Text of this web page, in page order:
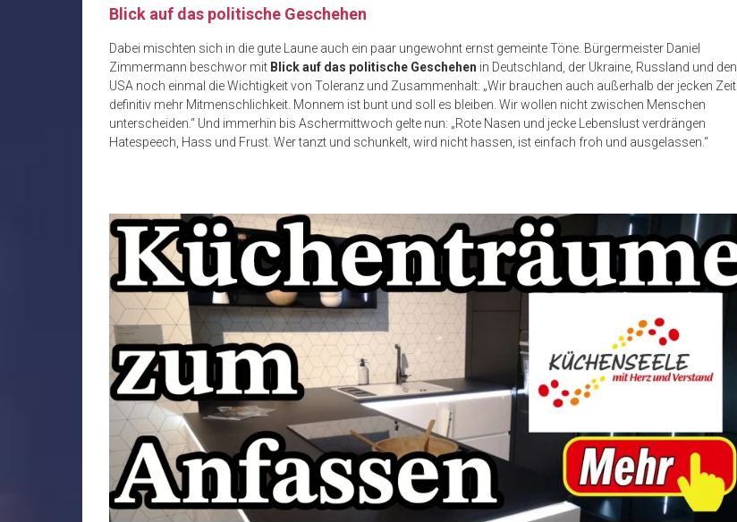
Blick auf das politische Geschehen
Dabei mischten sich in die gute Laune auch ein paar ungewohnt ernst gemeinte Töne. Bürgermeister Daniel
Zimmermann beschwor mit Blick auf das politische Geschehen in Deutschland, der Ukraine, Russland und den
USA noch einmal die Wichtigkeit von Toleranz und Zusammenhalt: „Wir brauchen auch außerhalb der jecken Zeit
definitiv mehr Mitmenschlichkeit. Monnem ist bunt und soll es bleiben. Wir wollen nicht zwischen Menschen
unterscheiden.“ Und immerhin bis Aschermittwoch gelte nun: „Rote Nasen und jecke Lebenslust verdrängen
Hatespeech, Hass und Frust. Wer tanzt und schunkelt, wird nicht hassen, ist einfach froh und ausgelassen.“